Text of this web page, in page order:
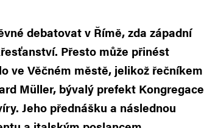
debatovat v Římě, zda západní
Přesto může přinést
ve Věčném městě, jelikož řečníkem
Müller, bývalý prefekt Kongregace
Jeho přednášku a následnou